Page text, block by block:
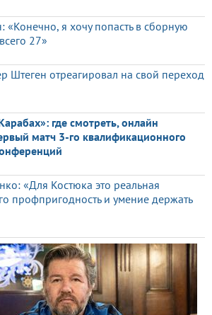
«Конечно, я хочу попасть в сборную
27»
Штеген отреагировал на свой переход
где смотреть, онлайн
матч 3-го квалификационного
«Для Костюка это реальная
профпригодность и умение держать